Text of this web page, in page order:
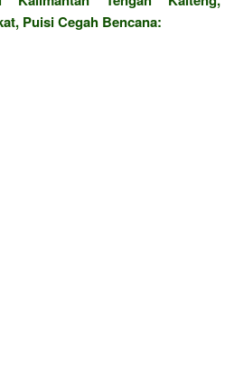
Puisi Cegah Bencana: